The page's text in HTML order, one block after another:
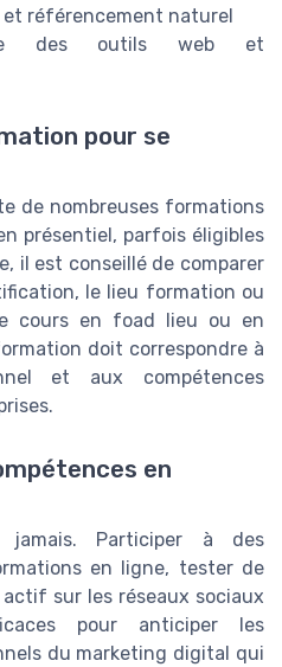
référencement naturel
des outils web et
pour se
de nombreuses formations
présentiel, parfois éligibles
il est conseillé de comparer
le lieu formation ou
cours en foad lieu ou en
doit correspondre à
et aux compétences
en
Participer à des
en ligne, tester de
sur les réseaux sociaux
pour anticiper les
du marketing digital qui